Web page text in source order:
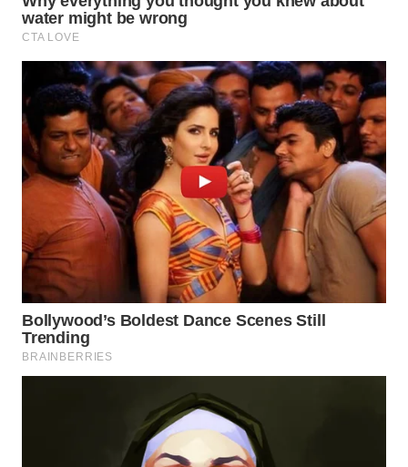
WAHANA
WAHANA
ADVOKAT
WAHANA
INFRASTRUKTUR
WAHANA
KONSUMEN
WAHANA
LISTRIK
WAHANA